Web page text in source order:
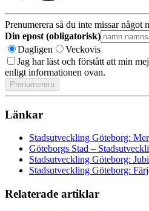
Prenumerera så du inte missar något
Din epost (obligatorisk)
Dagligen
Veckovis
Jag har läst och förstått att min
enligt informationen ovan.
Länkar
Stadsutveckling Göteborg:
Göteborgs Stad –
Stadsutveckling Göteborg:
Stadsutveckling Göteborg:
Relaterade artiklar